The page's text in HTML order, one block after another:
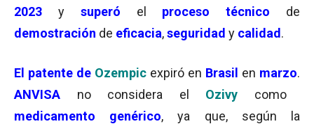
2023
y superó el proceso técnico de
demostración de eficacia,seguridad y calidad .
El patente de Ozempic expiró en Brasil en marzo.
ANVISA
no considera el Ozivy como
medicamento genérico, ya que, según la